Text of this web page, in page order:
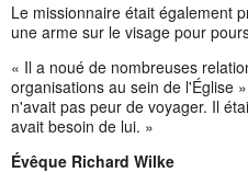
Le missionnaire était également
une arme sur le visage pour
« Il a noué de nombreuses
organisations au sein de l'Église
n'avait pas peur de voyager. Il
avait besoin de lui. »
Évêque Richard Wilke